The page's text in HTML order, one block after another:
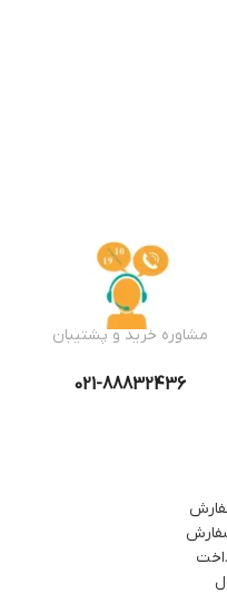
مشاوره خرید و پشتیبان
021-88832436